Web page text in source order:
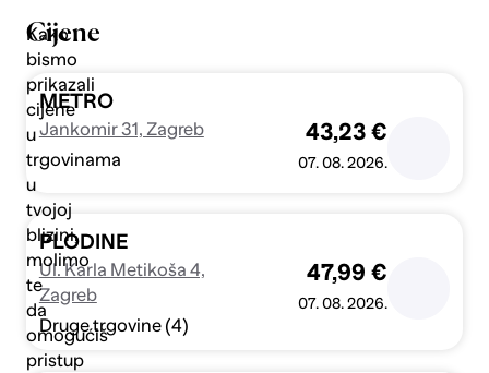
Kako
bismo
prikazali
cijene
u
trgovinama
u
tvojoj
blizini,
molimo
te
da
omogućiš
pristup
Pošalji
Cijene
METRO
Jankomir 31, Zagreb 43,23 €
07. 08. 2026.
PLODINE
Ul. Karla Metikoša 4,
Zagreb
Druge trgovine (4)
47,99 €
07. 08. 2026.